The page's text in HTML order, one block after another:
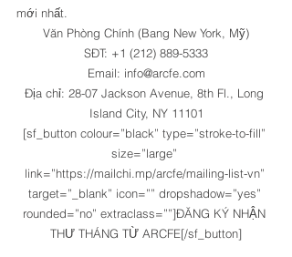
mới nhất.
Văn Phòng Chính (Bang New York, Mỹ)
SĐT: +1 (212) 889-5333
Email: info@arcfe.com
Địa chỉ: 28-07 Jackson Avenue, 8th Fl., Long
Island City, NY 11101
[sf_button colour=”black” type=”stroke-to-fill”
size=”large”
link=”https://mailchi.mp/arcfe/mailing-list-vn”
target=”_blank” icon=”” dropshadow=”yes”
rounded=”no” extraclass=””]ĐĂNG KÝ NHẬN
THƯ THÁNG TỪ ARCFE[/sf_button]